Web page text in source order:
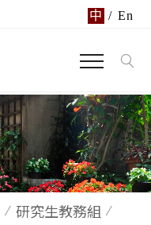
中 / En
研究生教務組